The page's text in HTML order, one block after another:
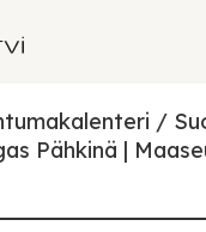
Pähkinä |